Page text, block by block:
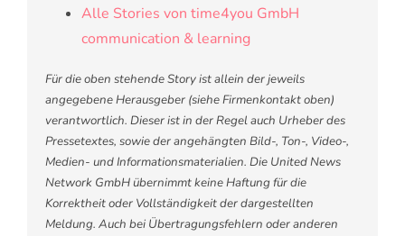
Alle Stories von time4you GmbH
communication & learning
Für die oben stehende Story ist allein der jeweils
angegebene Herausgeber (siehe Firmenkontakt oben)
verantwortlich. Dieser ist in der Regel auch Urheber des
Pressetextes, sowie der angehängten Bild-, Ton-, Video-,
Medien- und Informationsmaterialien. Die United News
Network GmbH übernimmt keine Haftung für die
Korrektheit oder Vollständigkeit der dargestellten
Meldung. Auch bei Übertragungsfehlern oder anderen